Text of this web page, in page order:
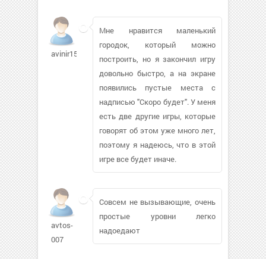
avinir150
Мне нравится маленький
городок, который можно
построить, но я закончил игру
довольно быстро, а на экране
появились пустые места с
надписью "Скоро будет". У меня
есть две другие игры, которые
говорят об этом уже много лет,
поэтому я надеюсь, что в этой
игре все будет иначе.
avtos-
007
Совсем не вызывающие, очень
простые уровни легко
надоедают